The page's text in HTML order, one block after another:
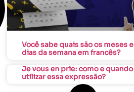
Você sabe quais são os meses e
dias da semana em francês?
Je vous en prie: como e quando
utilizar essa expressão?